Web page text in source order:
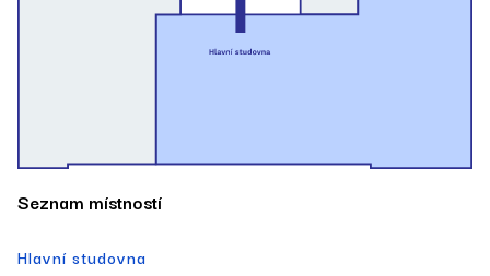
­­­Seznam místností
Hlavní studovna